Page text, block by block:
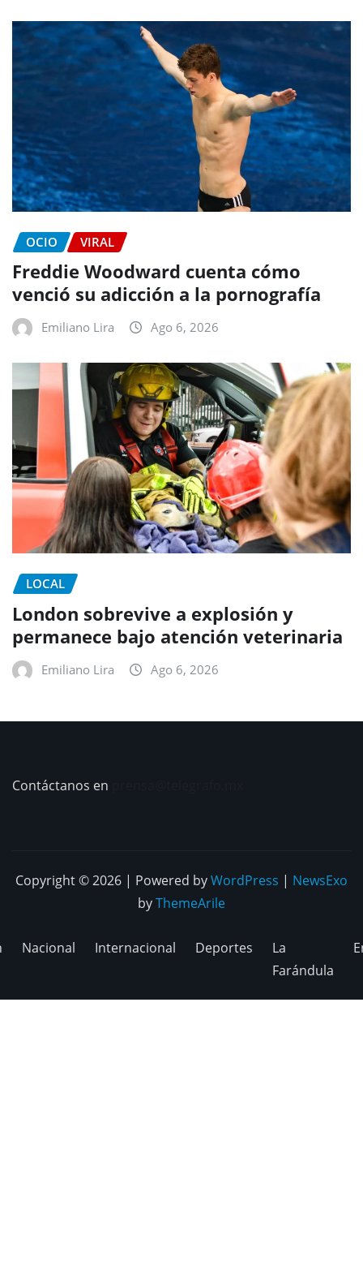
OCIO VIRAL
Freddie Woodward cuenta cómo
venció su adicción a la pornografía
Emiliano Lira Ago 6, 2026
LOCAL
London sobrevive a explosión y
permanece bajo atención veterinaria
Emiliano Lira Ago 6, 2026
Contáctanos en
Copyright © 2026 | Powered byWordPress | NewsExo
byThemeArile
Nacional Internacional Deportes
La
Farándula